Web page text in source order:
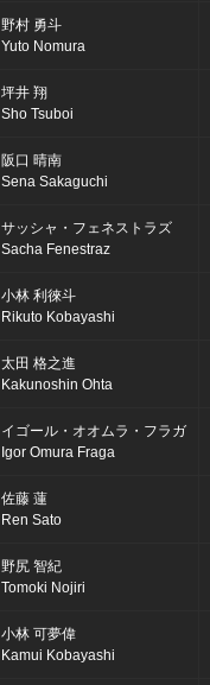
野村 勇斗
Yuto Nomura
坪井 翔
Sho Tsuboi
阪口 晴南
Sena Sakaguchi
サッシャ・フェネストラズ
Sacha Fenestraz
小林 利徠斗
Rikuto Kobayashi
太田 格之進
Kakunoshin Ohta
イゴール・オオムラ・フラガ
Igor Omura Fraga
佐藤 蓮
Ren Sato
野尻 智紀
Tomoki Nojiri
小林 可夢偉
Kamui Kobayashi